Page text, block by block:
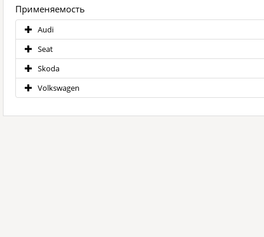
Применяемость
Audi
Seat
Skoda
Volkswagen